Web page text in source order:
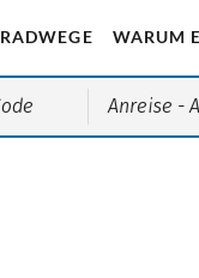
RADWEGE WARUM
Anreise -